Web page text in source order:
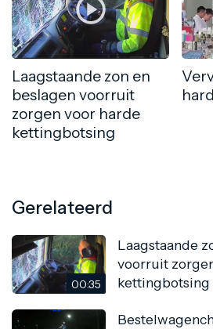
Laagstaande zon en
beslagen voorruit
zorgen voor harde
kettingbotsing
Gerelateerd
00:35
Laagstaande
voorruit
kettingbotsing